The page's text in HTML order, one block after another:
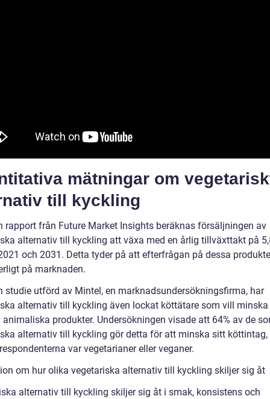
mätningar om
till kyckling
rapport från Future Market Insights beräknas försäljningen av
alternativ till kyckling att växa med en årlig tillväxttakt på
och 2031. Detta tyder på att efterfrågan på dessa
på marknaden.
studie utförd av Mintel, en marknadsundersökningsfirma, har
alternativ till kyckling även lockat köttätare som vill
produkter. Undersökningen visade att 64% av de
alternativ till kyckling gör detta för att minska sitt köttintag,
var vegetarianer eller veganer.
om hur olika vegetariska alternativ till kyckling skiljer sig åt
alternativ till kyckling skiljer sig åt i smak, konsistens och